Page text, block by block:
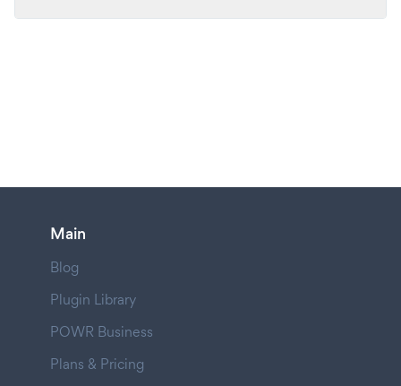
Main
Blog
Plugin Library
POWR Business
Plans & Pricing